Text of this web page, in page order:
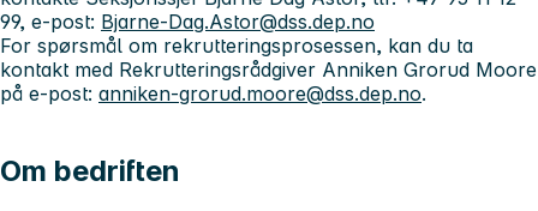
99, e-post: Bjarne-Dag.Astor@dss.dep.no
For spørsmål om rekrutteringsprosessen, kan du ta
kontakt med Rekrutteringsrådgiver Anniken Grorud Moore
på e-post: anniken-grorud.moore@dss.dep.no.
Om bedriften